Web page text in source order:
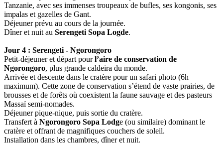
Tanzanie, avec ses immenses troupeaux de bufles, ses kongonis, ses
impalas et gazelles de Gant.
Déjeuner prévu au cours de la journée.
Dîner et nuit au Serengeti Sopa Logde.
Jour 4 : Serengeti - Ngorongoro
Petit-déjeuner et départ pourl’aire de conservation de
Ngorongoro, plus grande caldeira du monde.
Arrivée et descente dans le cratère pour un safari photo (6h
maximum). Cette zone de conservation s’étend de vaste prairies, de
brousses et de forêts où coexistent la faune sauvage et des pasteurs
Massaï semi-nomades.
Déjeuner pique-nique, puis sortie du cratère.
Transfert à Ngorongoro Sopa Lodge (ou similaire) dominant le
cratère et offrant de magnifiques couchers de soleil.
Installation dans les chambres, dîner et nuit.